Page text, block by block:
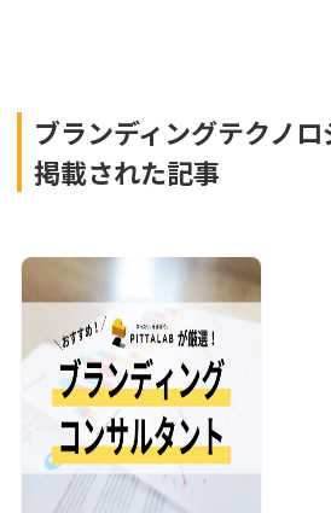
ブランディングテクノ
掲載された記事